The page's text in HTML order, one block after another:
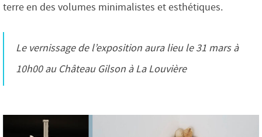
terre en des volumes minimalistes et esthétiques.
Le vernissage de l’exposition aura lieu le 31 mars à
10h00 au Château Gilson à La Louvière